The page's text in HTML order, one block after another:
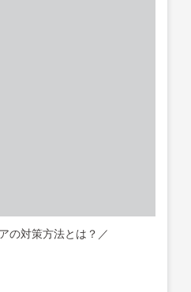
の対策方法とは？／